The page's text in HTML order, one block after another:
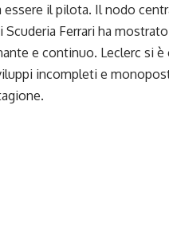
il pilota. Il nodo
Scuderia Ferrari ha
e continuo. Leclerc si
incompleti e